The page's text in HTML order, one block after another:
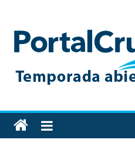
content
Toda
la